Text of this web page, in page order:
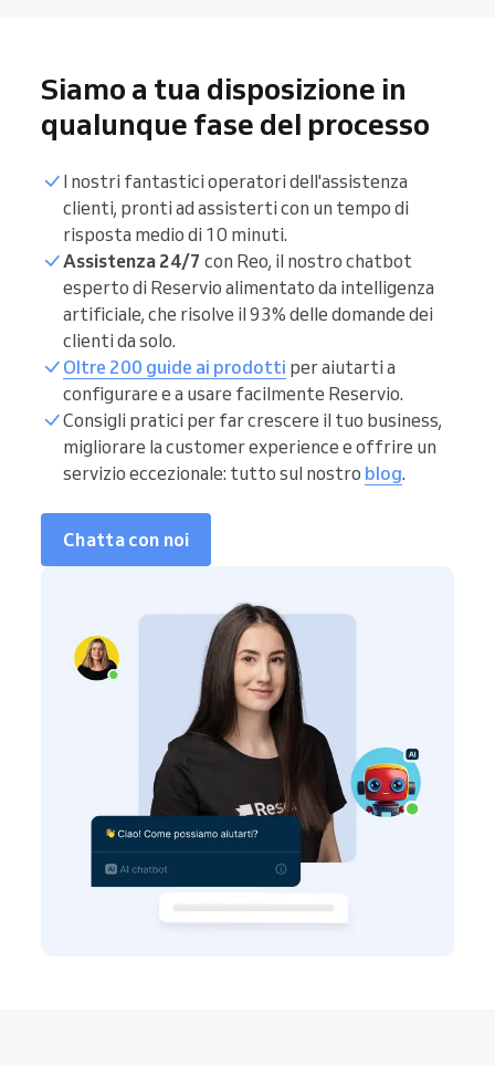
Siamo a tua disposizione in
qualunque fase del processo
I nostri fantastici operatori dell'assistenza
clienti, pronti ad assisterti con un tempo di
risposta medio di 10 minuti.
Assistenza 24/7 con Reo, il nostro chatbot
esperto di Reservio alimentato da intelligenza
artificiale, che risolve il 93% delle domande dei
clienti da solo.
Oltre 200 guide ai prodotti per aiutarti a
configurare e a usare facilmente Reservio.
Consigli pratici per far crescere il tuo business,
migliorare la customer experience e offrire un
servizio eccezionale: tutto sul nostro blog.
Chatta con noi